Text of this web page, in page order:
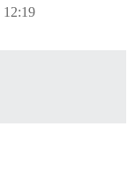
12:19